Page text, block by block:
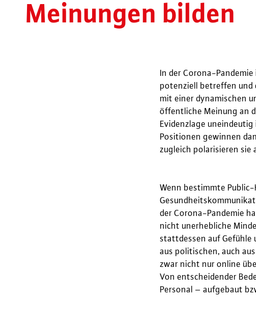
Meinungen bilden
In der Corona-
potenziell betreffen und
mit einer dynamischen
öffentliche Meinung an
Evidenzlage
Positionen gewinnen
zugleich polarisieren sie
Wenn bestimmte
der Corona-Pandemie
nicht unerhebliche
stattdessen auf Gefühle
aus politischen, auch
zwar nicht nur online
Von entscheidender
Personal – aufgebaut